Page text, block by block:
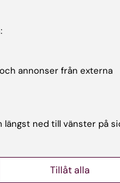
utbildning
Innovation
annonser från externa
längst ned till vänster på
Tillåt alla